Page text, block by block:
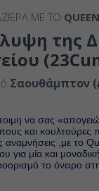
ΜΕ ΤΟ
της
Σαουθάμπτον
να σας
και κουλτούρες
αναμνήσεις ,με το
για μία και
το όνειρο